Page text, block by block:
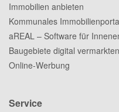
Immobilien anbieten
Kommunales
aREAL – Software für
Baugebiete digital vermarkten
Online-Werbung
Service